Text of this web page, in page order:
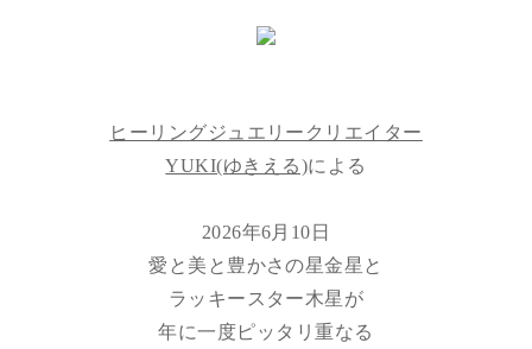
ヒーリングジュエリークリエイター
YUKI(ゆきえる)による
2026年6月10日
愛と美と豊かさの星金星と
ラッキースター木星が
年に一度ピッタリ重なる